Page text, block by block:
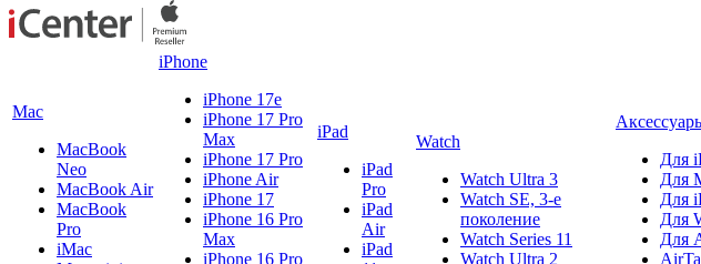
Mac
MacBook
Neo
MacBook Air
MacBook
Pro
iMac
iPhone
iPhone 17e
iPhone 17 Pro
Max
iPhone 17 Pro
iPhone Air
iPhone 17
iPhone 16 Pro
Max
iPhone 16 Pro
iPad
iPad
Pro
iPad
Air
iPad
Watch
Watch Ultra 3
Watch SE, 3-е
поколение
Watch Series 11
Watch Ultra 2
Для
Для
Для
Для
Для